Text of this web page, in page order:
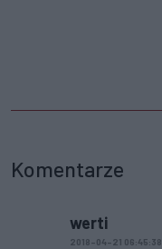
Komentarze
werti
2018-04-21 06:45:38